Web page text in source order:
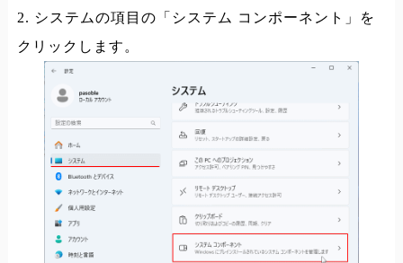
2. システムの項目の「システム コンポーネント」を
クリックします。